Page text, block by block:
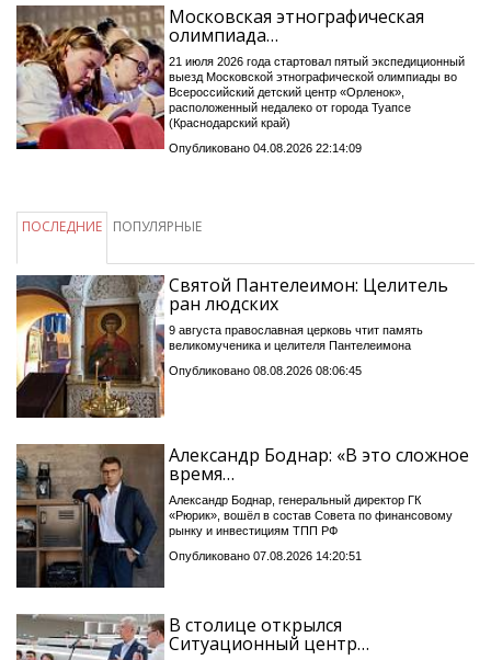
Московская этнографическая
олимпиада…
21 июля 2026 года стартовал пятый экспедиционный
выезд Московской этнографической олимпиады во
Всероссийский детский центр «Орленок»,
расположенный недалеко от города Туапсе
(Краснодарский край)
Опубликовано 04.08.2026 22:14:09
ПОСЛЕДНИЕ ПОПУЛЯРНЫЕ
Святой Пантелеимон: Целитель
ран людских
9 августа православная церковь чтит память
великомученика и целителя Пантелеимона
Опубликовано 08.08.2026 08:06:45
Александр Боднар: «В это сложное
время…
Александр Боднар, генеральный директор ГК
«Рюрик», вошёл в состав Совета по финансовому
рынку и инвестициям ТПП РФ
Опубликовано 07.08.2026 14:20:51
В столице открылся
Ситуационный центр…